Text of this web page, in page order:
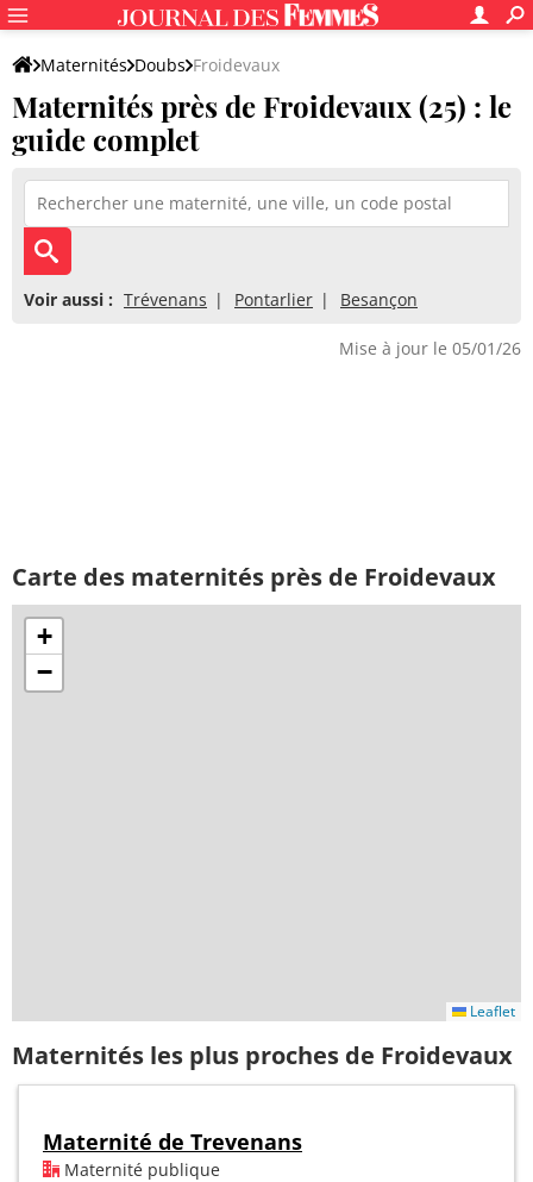
Maternités Doubs Froidevaux
Maternités près de Froidevaux (25) : le
guide complet
Voir aussi : Trévenans Pontarlier Besançon
Mise à jour le 05/01/26
Carte des maternités près de Froidevaux
+
−
Leaflet
Maternités les plus proches de Froidevaux
Maternité de Trevenans
Maternité publique